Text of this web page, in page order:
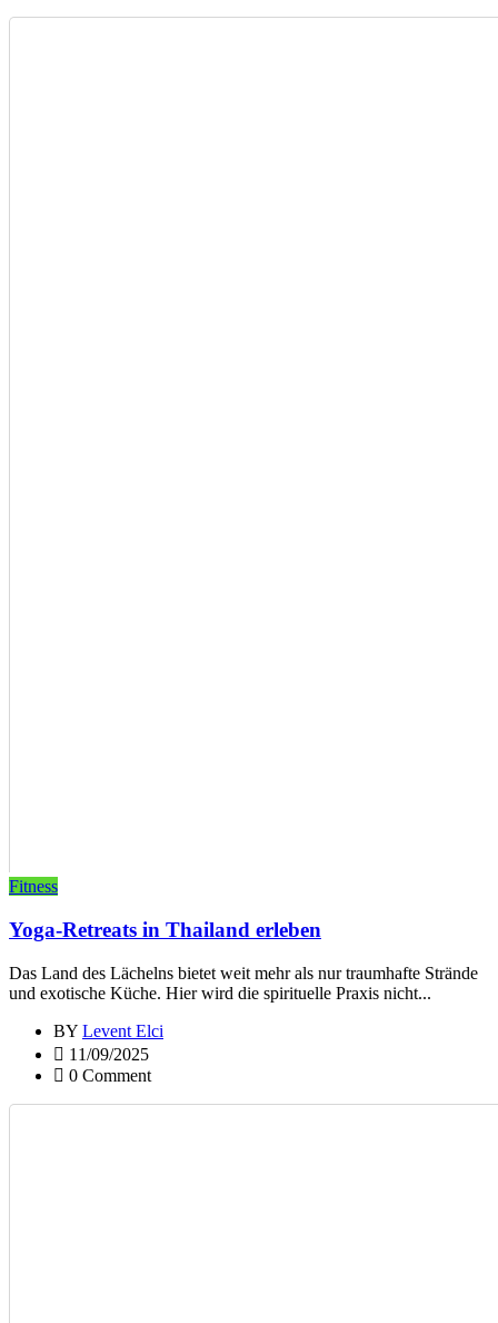
Fitness
Yoga-Retreats in Thailand erleben
Das Land des Lächelns bietet weit mehr als nur traumhafte Strände
und exotische Küche. Hier wird die spirituelle Praxis nicht...
BY Levent Elci
11/09/2025
0 Comment